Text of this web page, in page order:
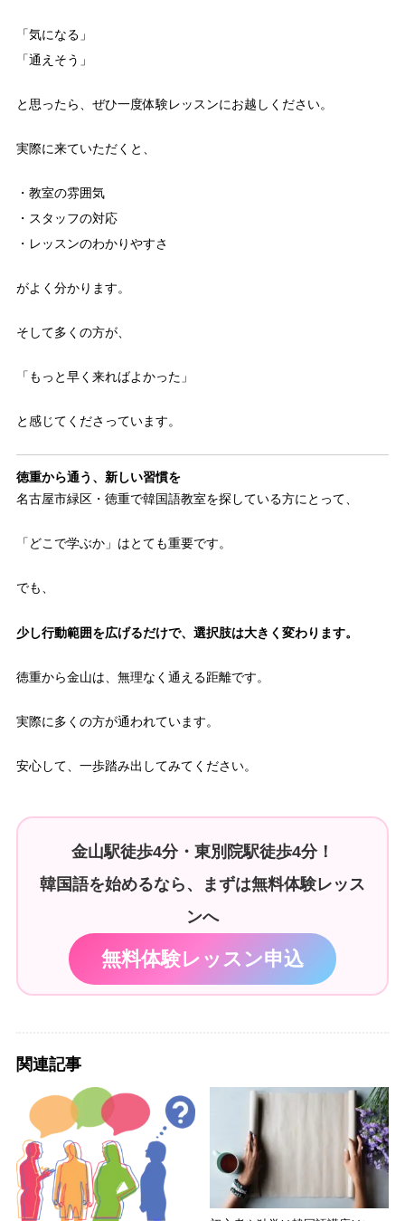
「気になる」
「通えそう」
と思ったら、ぜひ一度体験レッスンにお越しください。
実際に来ていただくと、
・教室の雰囲気
・スタッフの対応
・レッスンのわかりやすさ
がよく分かります。
そして多くの方が、
「もっと早く来ればよかった」
と感じてくださっています。
徳重から通う、新しい習慣を
名古屋市緑区・徳重で韓国語教室を探している方にとって、
「どこで学ぶか」はとても重要です。
でも、
少し行動範囲を広げるだけで、選択肢は大きく変わります。
徳重から金山は、無理なく通える距離です。
実際に多くの方が通われています。
安心して、一歩踏み出してみてください。
金山駅徒歩4分・東別院駅徒歩4分！
韓国語を始めるなら、まずは無料体験レッス
ンへ
無料体験レッスン申込
関連記事